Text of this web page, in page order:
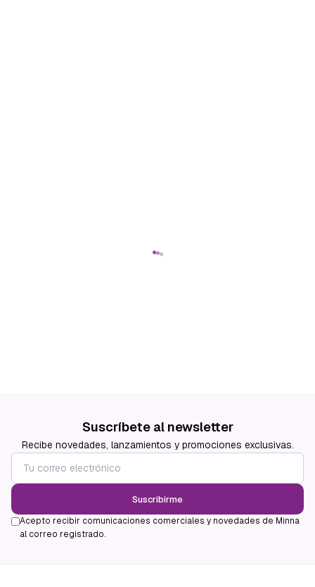
Suscríbete al newsletter
Recibe novedades, lanzamientos y promociones exclusivas.
Suscribirme
Acepto recibir comunicaciones comerciales y novedades de Minna
al correo registrado.